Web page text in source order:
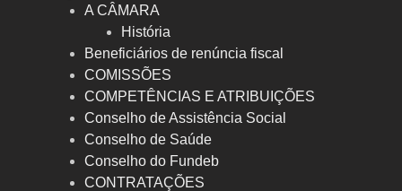
A CÂMARA
História
Beneficiários de renúncia fiscal
COMISSÕES
COMPETÊNCIAS E ATRIBUIÇÕES
Conselho de Assistência Social
Conselho de Saúde
Conselho do Fundeb
CONTRATAÇÕES